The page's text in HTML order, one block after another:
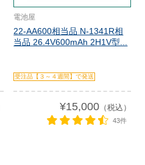
電池屋
22-AA600相当品 N-1341R相
当品 26.4V600mAh 2H1V型...
受注品【３～４週間】で発送
¥15,000（税込）
43件